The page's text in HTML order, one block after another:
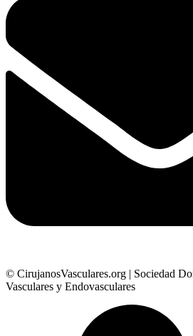
© CirujanosVasculares.org | Sociedad
Vasculares y Endovasculares